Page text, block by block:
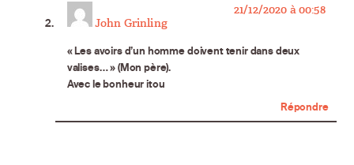
John Grinling
21/12/2020 à 00:58
« Les avoirs d’un homme doivent tenir dans deux
valises… » (Mon père).
Avec le bonheur itou
Répondre